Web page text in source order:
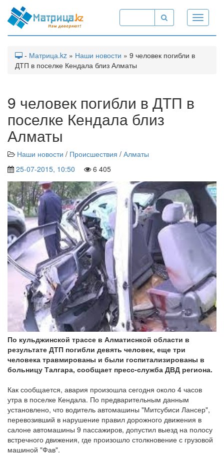
Toggle
- Матрица.kz » Наши новости » 9 человек погибли в
ДТП в поселке Кендала близ Алматы
9 человек погибли в ДТП в
поселке Кендала близ
Алматы
Наши новости / Происшествия / Алматы
25-07-2015, 10:50
6 405
По кульджинской трассе в Алматиснкой области в
результате ДТП погибли девять человек, еще три
человека травмированы и были госпитализированы в
больницу Талгара, сообщает пресс-служба ДВД региона.
Как сообщается, авария произошла сегодня около 4 часов
утра в поселке Кендала. По предварительным данным
установлено, что водитель автомашины "Митсубиси Лансер",
перевозивший в нарушение правил дорожного движения в
салоне автомашины 9 пассажиров, допустил выезд на полосу
встречного движения, где произошло столкновение с грузовой
машиной "Фав".